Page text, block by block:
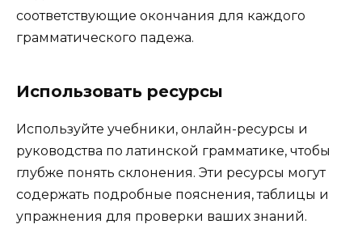
соответствующие окончания для каждого
грамматического падежа.
Использовать ресурсы
Используйте учебники, онлайн-ресурсы и
руководства по латинской грамматике, чтобы
глубже понять склонения. Эти ресурсы могут
содержать подробные пояснения, таблицы и
упражнения для проверки ваших знаний.